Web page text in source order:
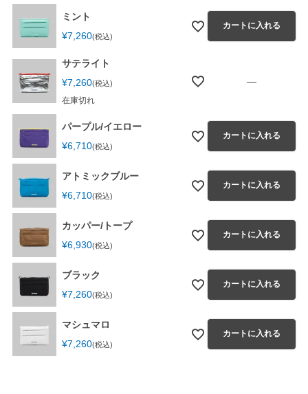
ミント
¥7,260 税込
カートに入れる
サテライト
¥7,260 税込
在庫切れ
—
パープル/イエロー
¥6,710 税込
カートに入れる
アトミックブルー
¥6,710 税込
カートに入れる
カッパー/トープ
¥6,930 税込
カートに入れる
ブラック
¥7,260 税込
カートに入れる
マシュマロ
¥7,260 税込
カートに入れる